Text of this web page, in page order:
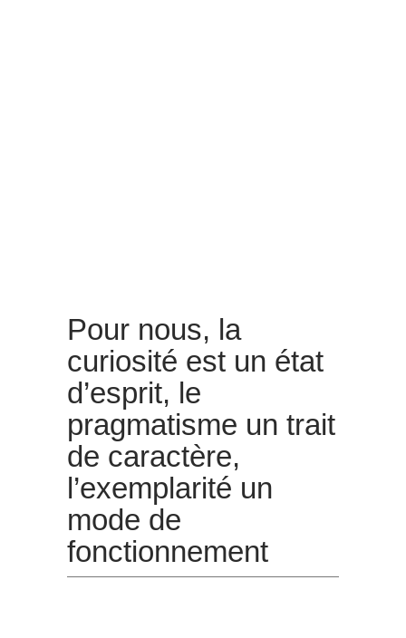
Pour nous, la
curiosité est un état
d’esprit, le
pragmatisme un trait
de caractère,
l’exemplarité un
mode de
fonctionnement